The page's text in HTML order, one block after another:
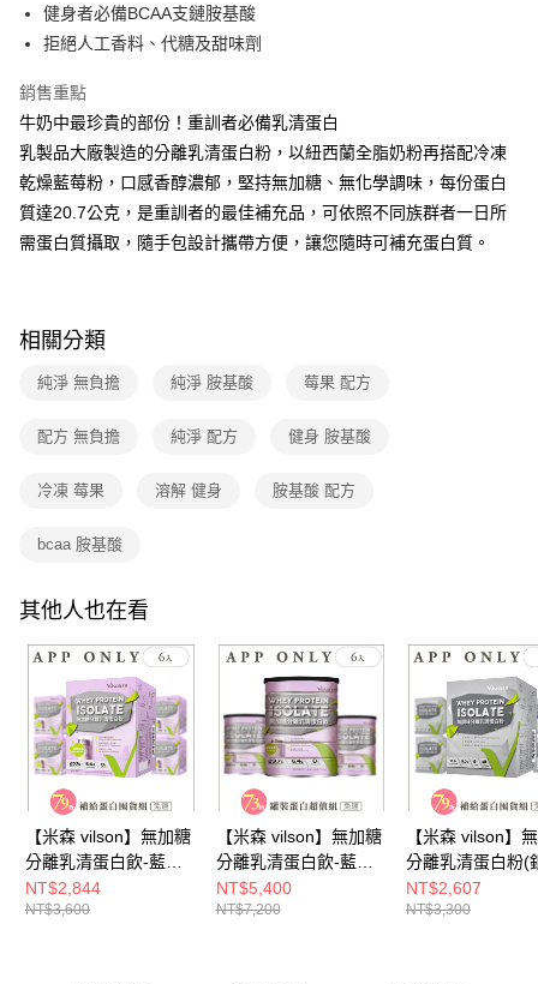
Google Pay
相關說明
【大哥付你分期使用說明】
1.本服務由台灣大哥大提供，台灣大哥大用戶可立即使用無須另外申請。
2.付款方式選擇「大哥付你分期」，訂單成立後會自動跳轉到大哥付的交易
流程，驗證手機門號後，選擇欲分期的期數、繳款截止日，確認付款後即完
成交易。
4.訂單成立30分鐘內，如未前往確認交易或遇審核未通過，訂單將自動取
1.分期款項不併入電信帳單，「大哥付你分期」於每月結算日後寄送繳費提
2.透過簡訊連結打開帳單後，可選擇「超商條碼／台灣大直營門市／銀行轉
【注意事項】
用戶於交易時，得透過本服務購買商品或服務，並由商店將買賣／分期付款
資料（包含姓名、電話或地址）提供予台灣大哥大進項蒐集、處理及利用，
3.完整用戶服務條款，請詳閱以下連結：
【關於「AFTEE先享後付」】
AFTEE先享後付是「在收到商品之後才付款」的支付方式。 讓您購物簡單
便利好安心！
【「AFTEE先享後付」結帳流程】
結帳頁面，進行簡訊認證並確認金額後，即可完成結帳。
３．收到繳費通知簡訊後14天內，點擊此簡訊中的連結，可透過四大超商／
購買商品的店家。未經商家同意取消之訂單仍視為有效，需透過AFTEE先享
※ 交易是否成功請以「AFTEE先享後付 」之結帳頁面顯示為準，若有關於
１．透過由恩沛科技股份有限公司提供之「AFTEE先享後付」服務完成之交
易，需依本服務之必要範圍內提供個人資料，並將交易相關給付款項請求債
權轉讓予恩沛科技股份有限公司。
２．關於個人資料處理事宜，請瀏覽以下網址：
https://aftee.tw/terms/#terms3
３．未成年的使用者請事先徵得法定代理人或監護人之同意方可使用
「AFTEE先享後付」，若未經同意申辦者引起之損失，本公司不負相關責
任。
時審查核予不同之上限額度；若仍有額度不足之情形，本公司將視審查結果
請求用戶進行身份認證。
５．嚴禁一人註冊多個帳號或使用他人資訊註冊。若發現惡意使用之情形，
恩沛科技股份有限公司將有權停止該用戶之使用額度並採取法律行動。
ATM付款
每筆NT$90，滿NT$699(含以上)免運費
付款後全家取貨
每筆NT$90，滿NT$699(含以上)免運費
付款後7-11取貨
宅配
每筆NT$100，滿NT$699(含以上)免運費
健身者必備BCAA支鏈胺基酸
拒絕人工香料、代糖及甜味劑
銷售重點
牛奶中最珍貴的部份！重訓者必備乳清蛋白
乳製品大廠製造的分離乳清蛋白粉，以紐西蘭全脂奶粉再搭配冷凍
乾燥藍莓粉，口感香醇濃郁，堅持無加糖、無化學調味，每份蛋白
質達20.7公克，是重訓者的最佳補充品，可依照不同族群者一日所
需蛋白質攝取，隨手包設計攜帶方便，讓您隨時可補充蛋白質。
相關分類
純淨 無負擔 純淨 胺基酸 莓果 配方
配方 無負擔 純淨 配方 健身 胺基酸
冷凍 莓果 溶解 健身 胺基酸 配方
bcaa 胺基酸
其他人也在看
【米森 vilson】無加糖
分離乳清蛋白飲-藍莓
莓果(35gx6包/盒)六入
組【APP限定－免運】
NT$2,844
NT$3,600
【米森 vilson】無加糖
分離乳清蛋白飲-藍莓
莓果六入組【APP限定
－免運】◆
NT$5,400
NT$7,200
【米森 vilson】
分離乳清蛋白粉(
(20gx8包/盒)六
【APP限定－免
NT$2,607
NT$3,300